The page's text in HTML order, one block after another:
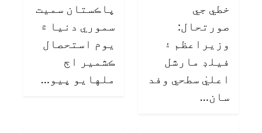
خطي جي
صورتحال:
وزيراعظم ۽
فيلڊ مارشل
اعليٰ سطحي وفد
سان…
پاڪستان سميت
سموري دنيا ۾
يوم استحصال
ڪشمير اڄ
ملهايو پيو…